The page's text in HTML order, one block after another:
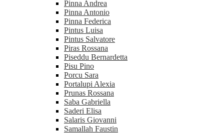
Pinna Andrea
Pinna Antonio
Pinna Federica
Pintus Luisa
Pintus Salvatore
Piras Rossana
Piseddu Bernardetta
Pisu Pino
Porcu Sara
Portalupi Alexia
Prunas Rossana
Saba Gabriella
Saderi Elisa
Salaris Giovanni
Samallah Faustin